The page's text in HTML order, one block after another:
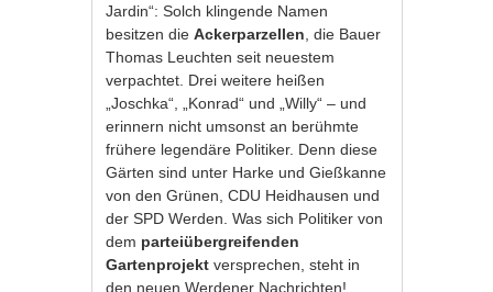
Jardin“: Solch klingende Namen
besitzen dieAckerparzellen , die Bauer
Thomas Leuchten seit neuestem
verpachtet. Drei weitere heißen
„Joschka“, „Konrad“ und „Willy“ – und
erinnern nicht umsonst an berühmte
frühere legendäre Politiker. Denn diese
Gärten sind unter Harke und Gießkanne
von den Grünen, CDU Heidhausen und
der SPD Werden. Was sich Politiker von
dem parteiübergreifenden
Gartenprojekt versprechen, steht in
den neuen Werdener Nachrichten!